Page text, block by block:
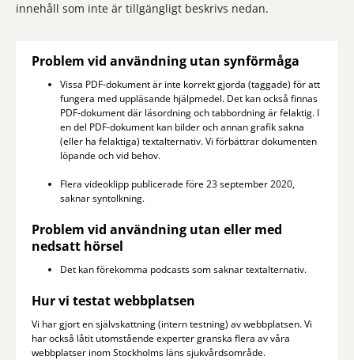
innehåll som inte är tillgängligt beskrivs nedan.
Problem vid användning utan synförmåga
Vissa PDF-dokument är inte korrekt gjorda (taggade) för att
fungera med uppläsande hjälpmedel. Det kan också finnas
PDF-dokument där läsordning och tabbordning är felaktig. I
en del PDF-dokument kan bilder och annan grafik sakna
(eller ha felaktiga) textalternativ. Vi förbättrar dokumenten
löpande och vid behov.
Flera videoklipp publicerade före 23 september 2020,
saknar syntolkning.
Problem vid användning utan eller med
nedsatt hörsel
Det kan förekomma podcasts som saknar textalternativ.
Hur vi testat webbplatsen
Vi har gjort en självskattning (intern testning) av webbplatsen. Vi
har också låtit utomstående experter granska flera av våra
webbplatser inom Stockholms läns sjukvårdsområde.